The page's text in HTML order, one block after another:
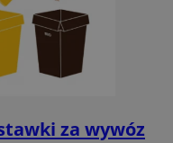
za wywóz